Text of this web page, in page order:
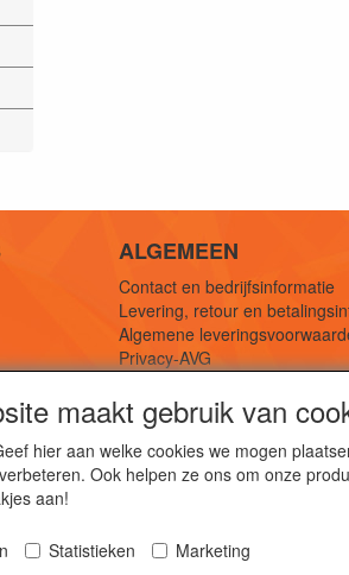
ALGEMEEN
Contact en bedrijfsinformatie
Levering, retour en
Algemene
Privacy-AVG
De webshop voor
maakt gebruik van
hier aan welke cookies we mogen
Ook helpen ze ons om onze
aan!
Statistieken Marketing